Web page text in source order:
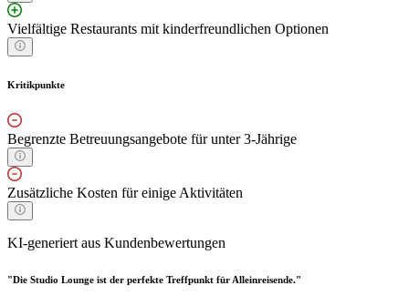
Vielfältige Restaurants mit kinderfreundlichen Optionen
Kritikpunkte
Begrenzte Betreuungsangebote für unter 3-Jährige
Zusätzliche Kosten für einige Aktivitäten
KI-generiert aus Kundenbewertungen
"Die Studio Lounge ist der perfekte Treffpunkt für Alleinreisende."